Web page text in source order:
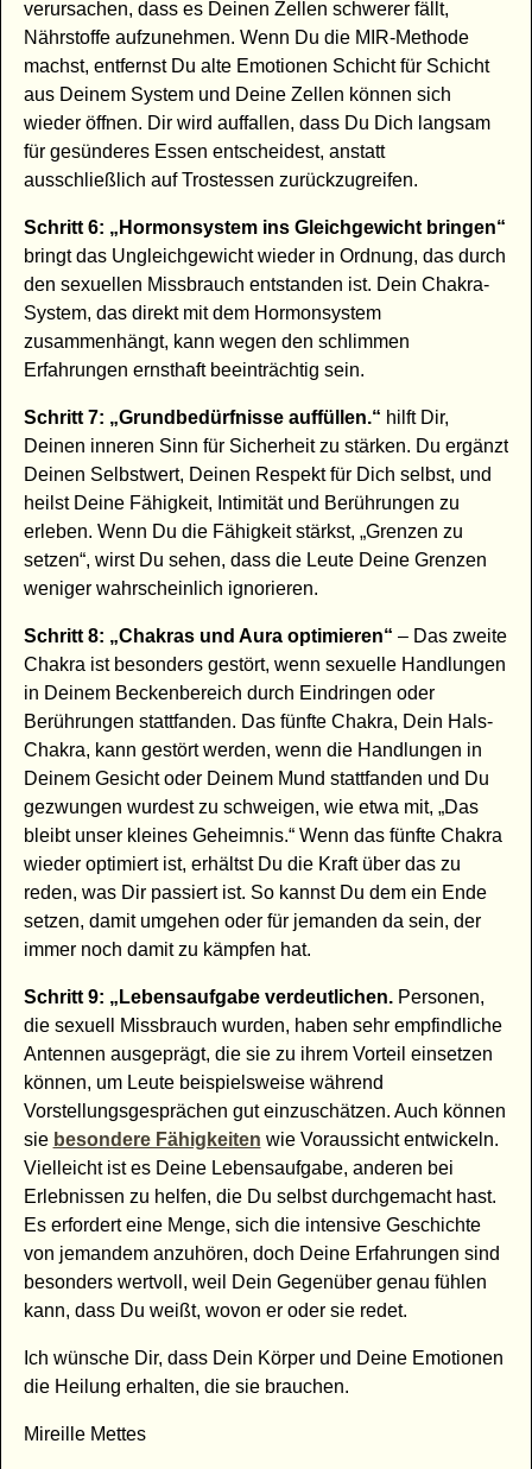
verursachen, dass es Deinen Zellen schwerer fällt,
Nährstoffe aufzunehmen. Wenn Du die MIR-Methode
machst, entfernst Du alte Emotionen Schicht für Schicht
aus Deinem System und Deine Zellen können sich
wieder öffnen. Dir wird auffallen, dass Du Dich langsam
für gesünderes Essen entscheidest, anstatt
ausschließlich auf Trostessen zurückzugreifen.
Schritt 6: „Hormonsystem ins Gleichgewicht bringen“
bringt das Ungleichgewicht wieder in Ordnung, das durch
den sexuellen Missbrauch entstanden ist. Dein Chakra-
System, das direkt mit dem Hormonsystem
zusammenhängt, kann wegen den schlimmen
Erfahrungen ernsthaft beeinträchtig sein.
Schritt 7: „Grundbedürfnisse auffüllen.“ hilft Dir,
Deinen inneren Sinn für Sicherheit zu stärken. Du ergänzt
Deinen Selbstwert, Deinen Respekt für Dich selbst, und
heilst Deine Fähigkeit, Intimität und Berührungen zu
erleben. Wenn Du die Fähigkeit stärkst, „Grenzen zu
setzen“, wirst Du sehen, dass die Leute Deine Grenzen
weniger wahrscheinlich ignorieren.
Schritt 8: „Chakras und Aura optimieren“ – Das zweite
Chakra ist besonders gestört, wenn sexuelle Handlungen
in Deinem Beckenbereich durch Eindringen oder
Berührungen stattfanden. Das fünfte Chakra, Dein Hals-
Chakra, kann gestört werden, wenn die Handlungen in
Deinem Gesicht oder Deinem Mund stattfanden und Du
gezwungen wurdest zu schweigen, wie etwa mit, „Das
bleibt unser kleines Geheimnis.“ Wenn das fünfte Chakra
wieder optimiert ist, erhältst Du die Kraft über das zu
reden, was Dir passiert ist. So kannst Du dem ein Ende
setzen, damit umgehen oder für jemanden da sein, der
immer noch damit zu kämpfen hat.
Schritt 9: „Lebensaufgabe verdeutlichen. Personen,
die sexuell Missbrauch wurden, haben sehr empfindliche
Antennen ausgeprägt, die sie zu ihrem Vorteil einsetzen
können, um Leute beispielsweise während
Vorstellungsgesprächen gut einzuschätzen. Auch können
sie besondere Fähigkeiten wie Voraussicht entwickeln.
Vielleicht ist es Deine Lebensaufgabe, anderen bei
Erlebnissen zu helfen, die Du selbst durchgemacht hast.
Es erfordert eine Menge, sich die intensive Geschichte
von jemandem anzuhören, doch Deine Erfahrungen sind
besonders wertvoll, weil Dein Gegenüber genau fühlen
kann, dass Du weißt, wovon er oder sie redet.
Ich wünsche Dir, dass Dein Körper und Deine Emotionen
die Heilung erhalten, die sie brauchen.
Mireille Mettes